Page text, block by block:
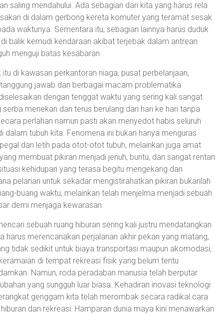
saling mendahului. Ada sebagian dari kita yang harus rela
di dalam gerbong kereta komuter yang teramat sesak
waktunya. Sementara itu, sebagian lainnya harus duduk
balik kemudi kendaraan akibat terjebak dalam antrean
menguji batas kesabaran.
di kawasan perkantoran niaga, pusat perbelanjaan,
jawab dan berbagai macam problematika
dengan tenggat waktu yang sering kali sangat
menekan dan terus berulang dari hari ke hari tanpa
perlahan namun pasti akan menyedot habis seluruh
tubuh kita. Fenomena ini bukan hanya menguras
dan letih pada otot-otot tubuh, melainkan juga amat
membuat pikiran menjadi jenuh, buntu, dan sangat rentan
kehidupan yang terasa begitu mengekang dan
pelarian untuk sekadar mengistirahatkan pikiran bukanlah
buang waktu, melainkan telah menjelma menjadi sebuah
demi menjaga kewarasan.
sebuah ruang hiburan sering kali justru mendatangkan
harus merencanakan perjalanan akhir pekan yang matang,
tidak sedikit untuk biaya transportasi maupun akomodasi,
di tempat rekreasi fisik yang belum tentu
Namun, roda peradaban manusia telah berputar
yang sungguh luar biasa. Kehadiran inovasi teknologi
genggam kita telah merombak secara radikal cara
dan rekreasi. Hamparan dunia maya kini menawarkan